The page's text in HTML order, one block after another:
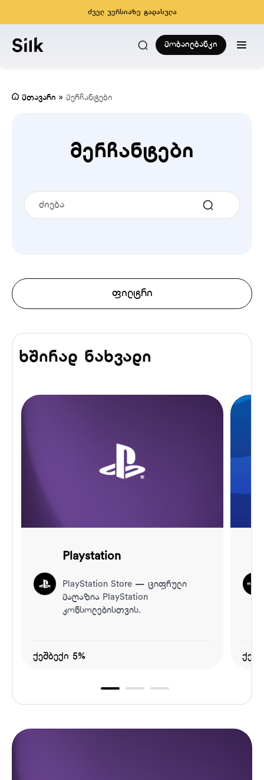
ძველ ვერსიაზე გადასვლა
მობაილბანკი
მთავარი » მერჩანტები
მერჩანტები
ფილტრი
ხშირად ნახვადი
Playstation
PlayStation Store — ციფრული
მაღაზია PlayStation
კონსოლებისთვის.
ქეშბექი 5%